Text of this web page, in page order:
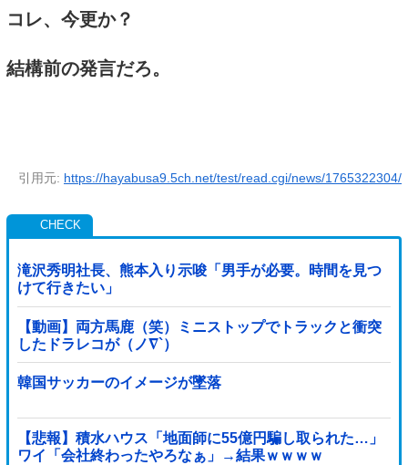
コレ、今更か？
結構前の発言だろ。
引用元: https://hayabusa9.5ch.net/test/read.cgi/news/1765322304/
滝沢秀明社長、熊本入り示唆「男手が必要。時間を見つ
けて行きたい」
【動画】両方馬鹿（笑）ミニストップでトラックと衝突
したドラレコが（ノ∇`）
韓国サッカーのイメージが墜落
【悲報】積水ハウス「地面師に55億円騙し取られた…」
ワイ「会社終わったやろなぁ」→結果ｗｗｗｗ